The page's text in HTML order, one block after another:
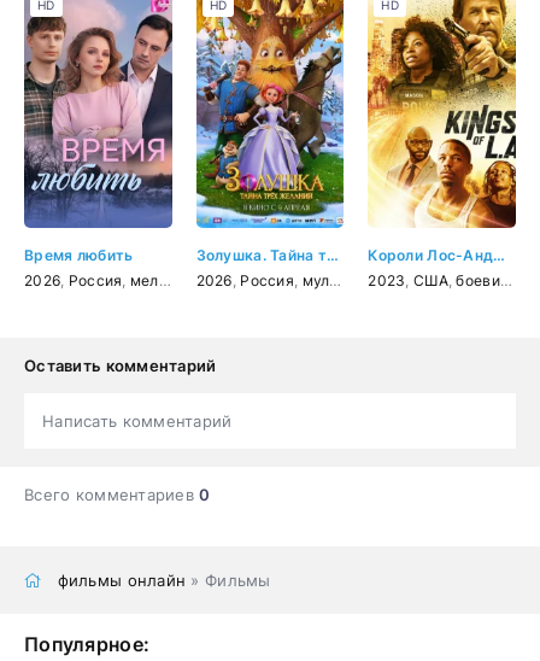
Время любить
2026 Россия мелодрама
HD
Золушка. Тайна трёх желаний
2026 Россия мультфильм ,фэнтези
HD
Короли Лос-Анджелеса
2023 США,боевик ,
HD
Оставить комментарий
Написать комментарий
Всего комментариев0
фильмы онлайн » Фильмы
Популярное: